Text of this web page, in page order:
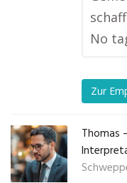
No
Zur
Thomas